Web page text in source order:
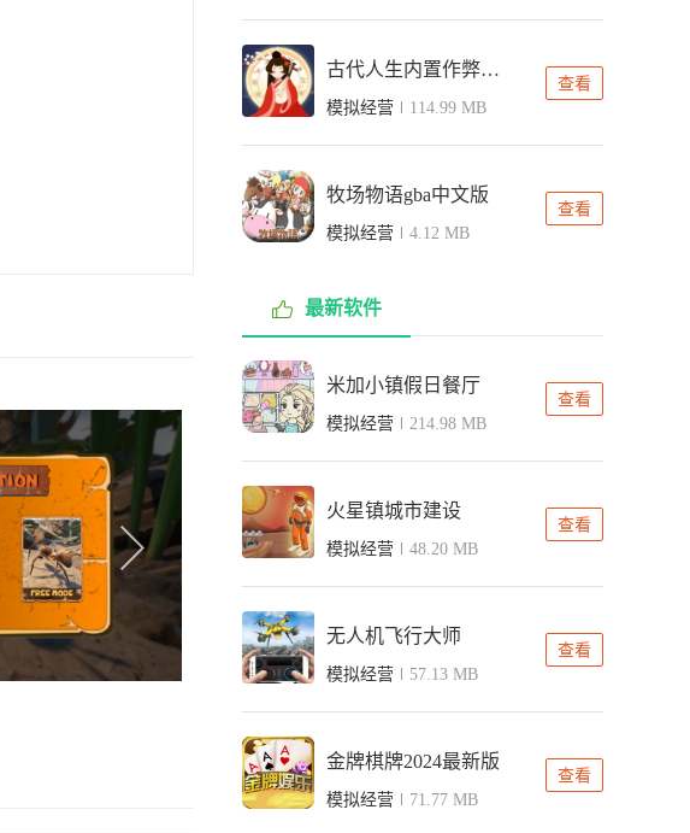
古代人生内置作弊菜单版
模拟经营 114.99 MB
查看
牧场物语gba中文版
模拟经营 4.12 MB
查看
最新软件
米加小镇假日餐厅
模拟经营 214.98 MB
查看
火星镇城市建设
模拟经营 48.20 MB
查看
无人机飞行大师
模拟经营 57.13 MB
查看
金牌棋牌2024最新版
模拟经营 71.77 MB
查看